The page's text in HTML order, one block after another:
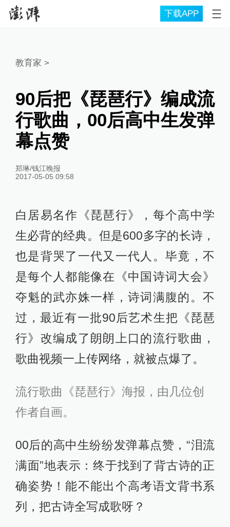
下载APP
教育家 >
90后把《琵琶行》编成流
行歌曲，00后高中生发弹
幕点赞
郑琳/钱江晚报
2017-05-05 09:58
白居易名作《琵琶行》，每个高中学
生必背的经典。但是600多字的长诗，
也是背哭了一代又一代人。毕竟，不
是每个人都能像在《中国诗词大会》
夺魁的武亦姝一样，诗词满腹的。不
过，最近有一批90后艺术生把《琵琶
行》改编成了朗朗上口的流行歌曲，
歌曲视频一上传网络，就被点爆了。
流行歌曲《琵琶行》海报，由几位创
作者自画。
00后的高中生纷纷发弹幕点赞，“泪流
满面”地表示：终于找到了背古诗的正
确姿势！能不能出个高考语文背书系
列，把古诗全写成歌呀？